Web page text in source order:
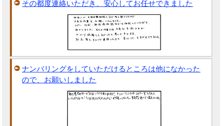
その都度連絡いただき、安心してお任せできました
ナンバリングをしていただけるところは他になかった
ので、お願いしました